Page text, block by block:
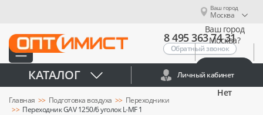
Ваш город
Москва
Ваш город
Москва?
Нет
8 495 363 74 31
Обратный звонок
КАТАЛОГ Личный кабинет
Главная Подготовка воздуха
Переходники
Переходник GAV 1250/6 уголок L-MF 1